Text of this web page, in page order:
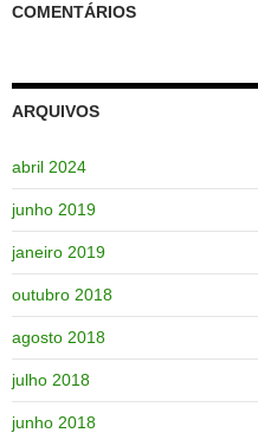
COMENTÁRIOS
ARQUIVOS
abril 2024
junho 2019
janeiro 2019
outubro 2018
agosto 2018
julho 2018
junho 2018